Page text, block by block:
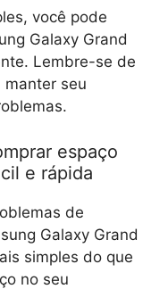
você pode
Galaxy Grand
Lembre-se de
manter seu
espaço
e rápida
de
Galaxy Grand
simples do que
no seu